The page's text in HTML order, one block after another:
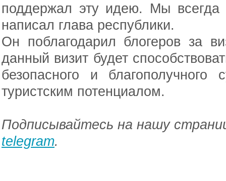
поддержал эту идею. Мы
написал глава республики.
Он поблагодарил блогеров за
данный визит будет
безопасного и
туристским потенциалом.
Подписывайтесь на нашу
telegram.